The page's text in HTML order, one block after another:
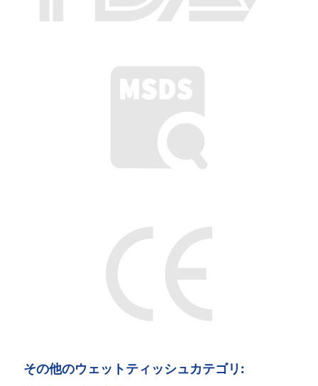
その他のウェットティッシュカテゴリ: